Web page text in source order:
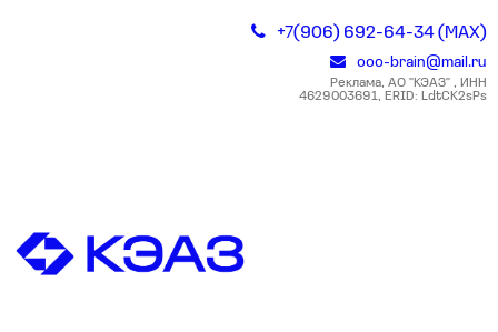
+7(906) 692-64-34 (MAX)
ooo-brain@mail.ru
Реклама, АО "КЭАЗ" , ИНН
4629003691, ERID: LdtCK2sPs